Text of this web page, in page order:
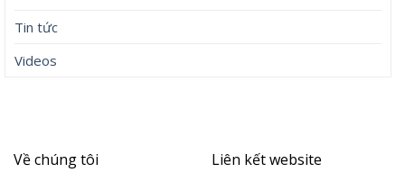
Tin tức
Videos
Về chúng tôi Liên kết website